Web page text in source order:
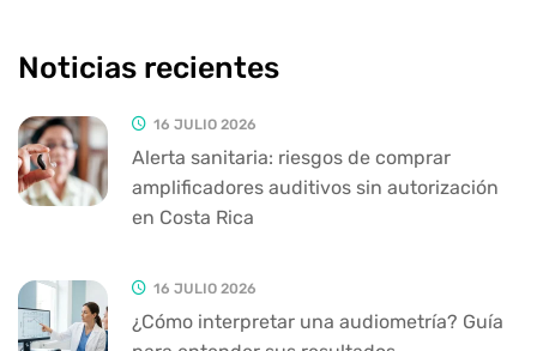
Noticias recientes
16 JULIO 2026
Alerta sanitaria: riesgos de comprar
amplificadores auditivos sin autorización
en Costa Rica
16 JULIO 2026
¿Cómo interpretar una audiometría? Guía